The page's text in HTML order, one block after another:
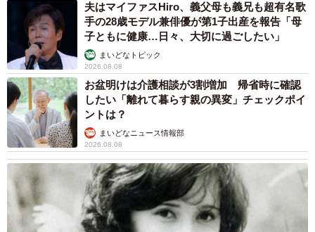
夫はマイファスHiro、義父母も義兄も超有名歌
手の28歳モデル兼俳優が第1子出産を報告「母
子ともに健康…日々、大切に過ごしたい」
まいどなトピック
2026.08.08
お盆明けは介護相談が3割増加 帰省時に確認
したい「離れて暮らす親の異変」チェックポイ
ントは？
まいどなニュース情報部
2026.08.08